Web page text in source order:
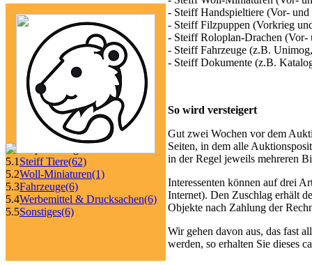
5.1 Steiff Tiere(62)
5.2Woll-Miniaturen(1)
5.3Fahrzeuge(6)
5.4Werbemittel & Drucksachen(6)
5.5Sonstiges(6)
- Steiff Handspieltiere (Vor-
- Steiff Filzpuppen (Vorkrieg
- Steiff Roloplan-Drachen (Vor-
- Steiff Fahrzeuge (z.B.
- Steiff Dokumente (z.B.
So wird versteigert
Gut zwei Wochen vor dem
Seiten, in dem alle
in der Regel jeweils mehreren
Interessenten können auf drei
Internet). Den Zuschlag erhält
Objekte nach Zahlung der
Wir gehen davon aus, das fast
werden, so erhalten Sie dieses